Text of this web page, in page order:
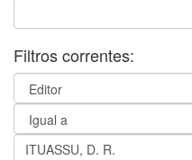
Filtros correntes: